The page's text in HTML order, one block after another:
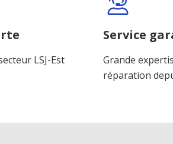
LSJ-Est
Service
Grande
réparation